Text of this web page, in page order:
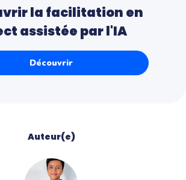
la facilitation en
assistée par l'IA
Découvrir
Auteur(e)